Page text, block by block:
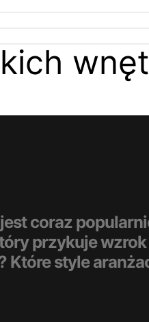
coraz
przykuje
Które style